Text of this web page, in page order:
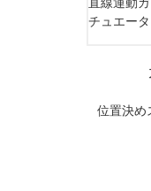
位置決め